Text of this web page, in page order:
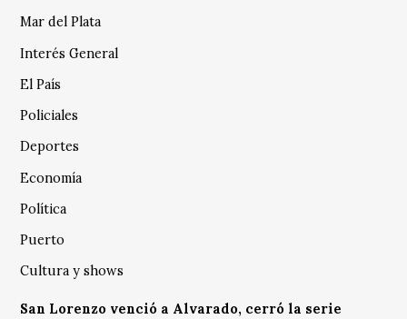
Mar del Plata
Interés General
El País
Policiales
Deportes
Economía
Política
Puerto
Cultura y shows
San Lorenzo venció a Alvarado, cerró la serie